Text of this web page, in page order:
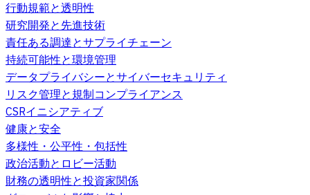
行動規範と透明性
研究開発と先進技術
責任ある調達とサプライチェーン
持続可能性と環境管理
データプライバシーとサイバーセキュリティ
リスク管理と規制コンプライアンス
CSRイニシアティブ
健康と安全
多様性・公平性・包括性
政治活動とロビー活動
財務の透明性と投資家関係